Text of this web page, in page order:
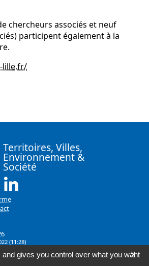
chercheurs associés et neuf
participent également à la
lille.fr/
Territoires, Villes,
Environnement &
Société
(11:28)
X
gives you control over what you want